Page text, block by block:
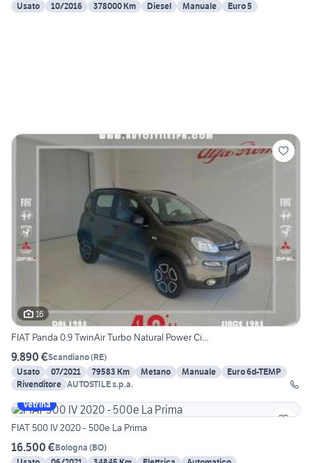
Usato
10/2016 378000 Km Diesel Manuale Euro 5
16
FIAT Panda 0.9 TwinAir Turbo Natural Power Ci...
9.890 €Scandiano(RE)
Usato
07/2021 79583 Km Metano Manuale
Euro 6d-TEMP
Rivenditore AUTOSTILE s.p.a.
Vetrina
FIAT 500 IV 2020 - 500e La Prima
16.500 €Bologna (BO)